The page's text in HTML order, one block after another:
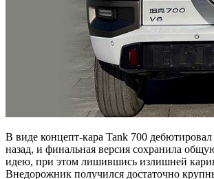
В виде концепт-кара Tank 700 дебютировал
назад, и финальная версия сохранила
идею, при этом лишившись излишней
Внедорожник получился достаточно